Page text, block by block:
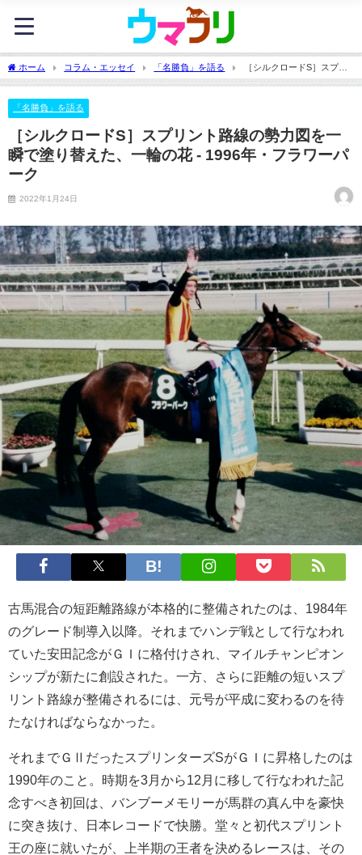
ホーム コラム・エッセイ 「名勝負」を語る
［シルクロードS］スプリ
ント路線の勢力図を一瞬で塗り替えた、一輪の花 - 1996年・フラワーパーク
「名勝負」を語る
［シルクロードS］スプリント路線の勢力図を一
瞬で塗り替えた、一輪の花 - 1996年・フラワーパ
ーク
2022年1月24日
古馬混合の短距離路線が本格的に整備されたのは、1984年
のグレード制導入以降。それまでハンデ戦として行なわれ
ていた安田記念がＧＩに格付けされ、マイルチャンピオン
シップが新たに創設された。一方、さらに距離の短いスプ
リント路線が整備されるには、元号が平成に変わるのを待
たなければならなかった。
それまでＧⅡだったスプリンターズSがＧＩに昇格したのは
1990年のこと。時期を3月から12月に移して行なわれた記
念すべき初回は、バンブーメモリーが馬群の真ん中を豪快
に突き抜け、日本レコードで快勝。堂々と初代スプリント
王の座に就いたが、上半期の王者を決めるレースは、その